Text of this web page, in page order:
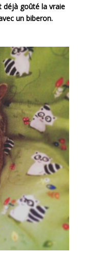
déjà goûté la vraie
un biberon.